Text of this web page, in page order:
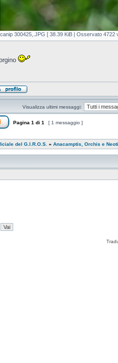
canip 300425,.JPG [ 38.39 KiB | Osservato 4722
Visualizza ultimi messaggi:
Pagina 1 di 1 [ 1 messaggio ]
del G.I.R.O.S. » Anacamptis, Orchis e